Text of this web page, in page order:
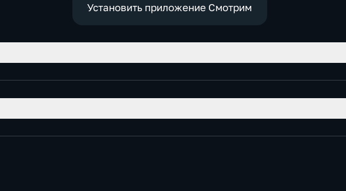
экономические
Установить приложение Смотрим